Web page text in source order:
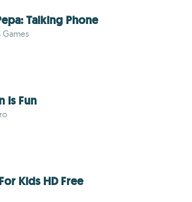
Talking Phone
Games
Is Fun
Kids HD Free